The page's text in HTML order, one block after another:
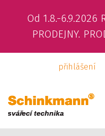
Od 1.8.-6.9.2026
PRODEJNY.
přihlášení